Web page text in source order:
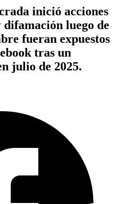
inició acciones
luego de
fueran expuestos
tras un
julio de 2025.